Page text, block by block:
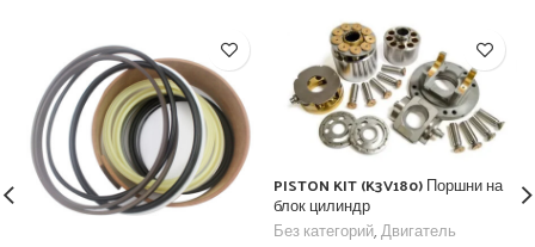
PISTON KIT (K3V180) Поршни на
блок цилиндр
Без категорий, Двигатель